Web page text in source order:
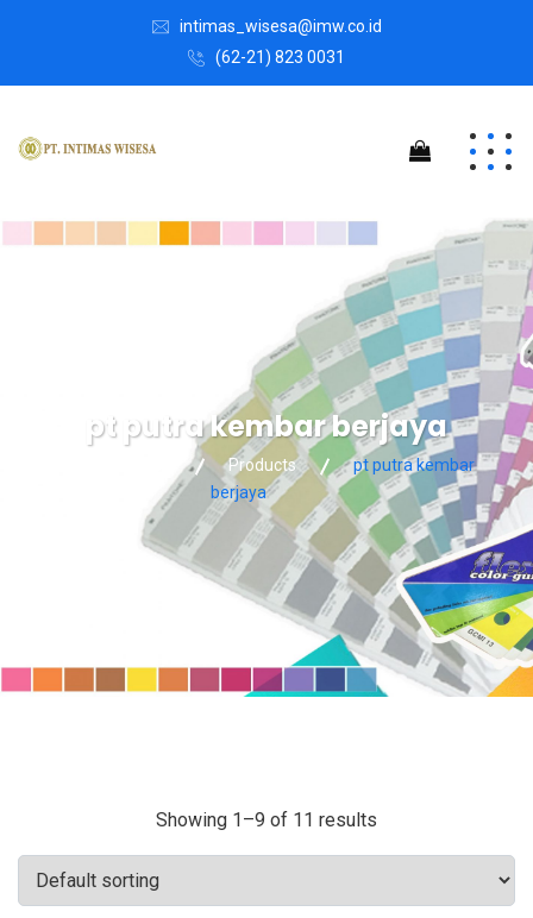
intimas_wisesa@imw.co.id
(62-21) 823 0031
pt putra kembar berjaya
Products
pt putra kembar
berjaya
Showing 1–9 of 11 results